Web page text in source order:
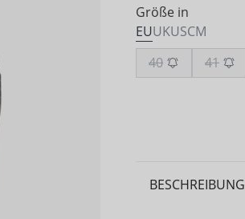
Größe in
EUUKUSCM
40 41
BESCHREIBUNG